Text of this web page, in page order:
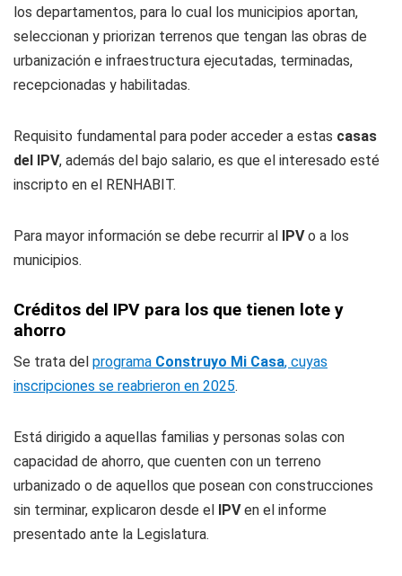
los departamentos, para lo cual los municipios aportan,
seleccionan y priorizan terrenos que tengan las obras de
urbanización e infraestructura ejecutadas, terminadas,
recepcionadas y habilitadas.
Requisito fundamental para poder acceder a estas casas
del IPV, además del bajo salario, es que el interesado esté
inscripto en el RENHABIT.
Para mayor información se debe recurrir al IPVo a los
municipios.
Créditos del IPV para los que tienen lote y
ahorro
Se trata del programa Construyo Mi Casa, cuyas
inscripciones se reabrieron en 2025.
Está dirigido a aquellas familias y personas solas con
capacidad de ahorro, que cuenten con un terreno
urbanizado o de aquellos que posean con construcciones
sin terminar, explicaron desde el IPVen el informe
presentado ante la Legislatura.